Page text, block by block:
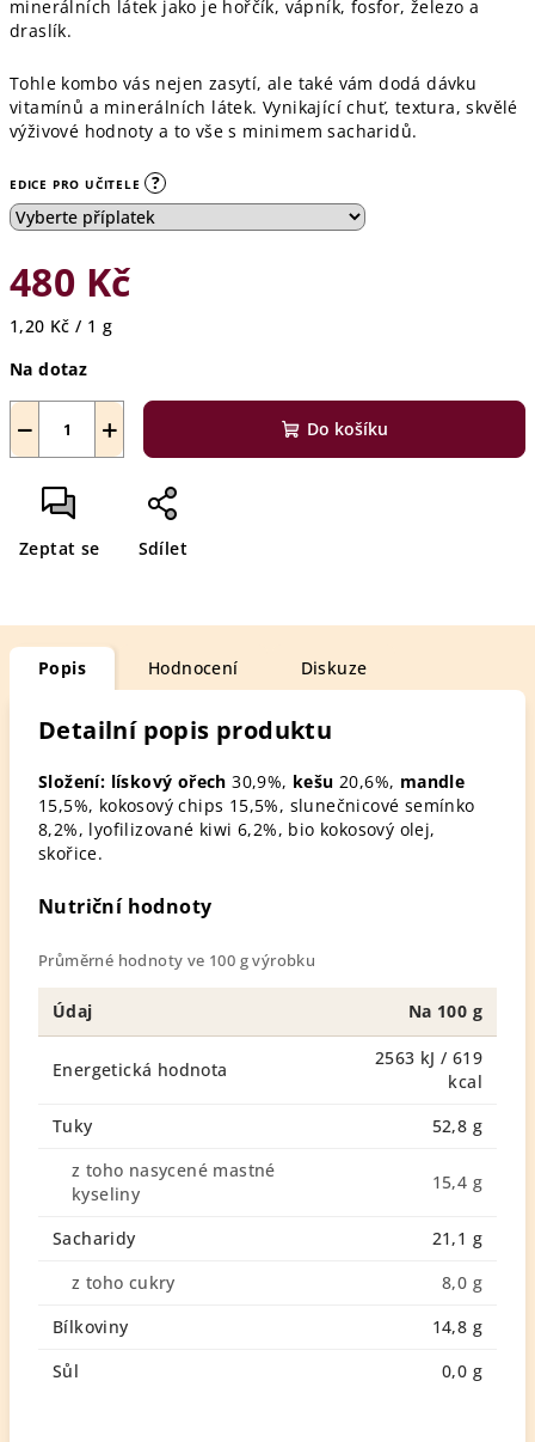
minerálních látek jako je hořčík, vápník, fosfor, železo a
draslík.
Tohle kombo vás nejen zasytí, ale také vám dodá dávku
vitamínů a minerálních látek. Vynikající chuť, textura, skvělé
výživové hodnoty a to vše s minimem sacharidů.
EDICE PRO UČITELE ?
480 Kč
Měrná
1,20 Kč / 1 g
Na dotaz
+
− Do košíku
Zeptat se Sdílet
Popis Hodnocení Diskuze
Detailní popis produktu
Složení: lískový ořech 30,9%, kešu 20,6%, mandle
15,5%, kokosový chips 15,5%, slunečnicové semínko
8,2%, lyofilizované kiwi 6,2%, bio kokosový olej,
skořice.
Nutriční hodnoty
Průměrné hodnoty ve 100 g výrobku
Údaj Na 100 g
Energetická hodnota
2563 kJ / 619
kcal
Tuky
52,8 g
z toho nasycené mastné
kyseliny
15,4 g
Sacharidy
21,1 g
z toho cukry
8,0 g
Bílkoviny
14,8 g
Sůl
0,0 g